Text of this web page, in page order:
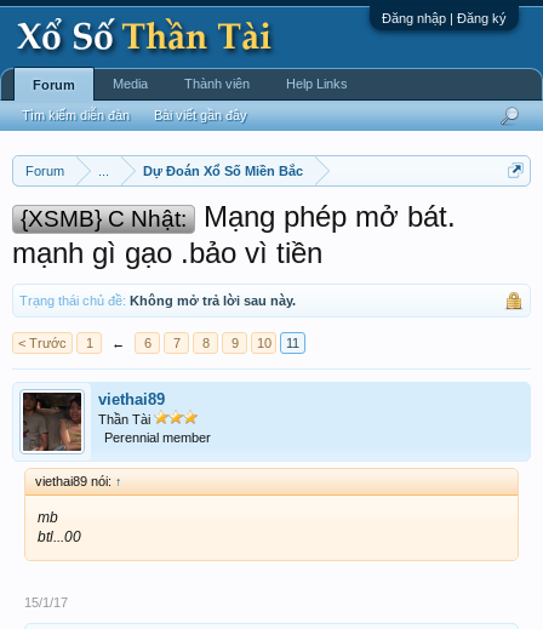
Đăng nhập | Đăng ký
Forum Dự Đoán Xổ Số Miền Bắc
{XSMB} C Nhật:
Mạng phép mở bát.
mạnh gì gạo .bảo vì tiền
Trạng thái chủ đề: Không mở trả lời sau này.
< Trước 1 ← 6 7 8 9 10 11
viethai89
Thần Tài
Perennial member
viethai89 nói: ↑
mb
btl...00
15/1/17
Forum
Tìm kiếm diễn đàn Bài viết gần đây
Media Thành viên Help Links